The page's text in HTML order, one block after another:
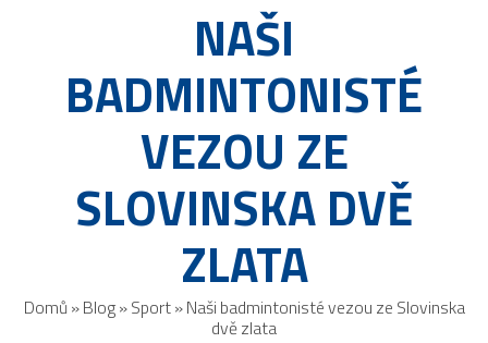
NAŠI
BADMINTONISTÉ
VEZOU ZE
SLOVINSKA DVĚ
ZLATA
Domů »Blog»Sport»Naši badmintonisté vezou ze Slovinska
dvě zlata